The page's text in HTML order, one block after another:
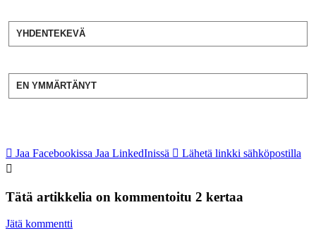
YHDENTEKEVÄ
EN YMMÄRTÄNYT
Jaa Facebookissa Jaa LinkedInissä Lähetä linkki sähköpostilla
Tätä artikkelia on kommentoitu 2 kertaa
Jätä kommentti